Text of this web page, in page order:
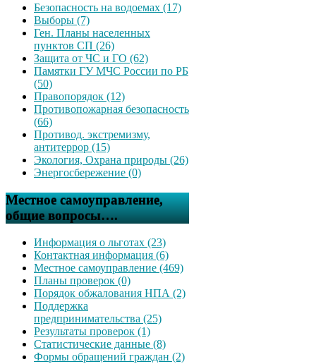
Безопасность на водоемах (17)
Выборы (7)
Ген. Планы населенных
пунктов СП (26)
Защита от ЧС и ГО (62)
Памятки ГУ МЧС России по РБ
(50)
Правопорядок (12)
Противопожарная безопасность
(66)
Противод. экстремизму,
антитеррор (15)
Экология, Охрана природы (26)
Энергосбережение (0)
Местное самоуправление,
общие вопросы….
Информация о льготах (23)
Контактная информация (6)
Местное самоуправление (469)
Планы проверок (0)
Порядок обжалования НПА (2)
Поддержка
предпринимательства (25)
Результаты проверок (1)
Статистические данные (8)
Формы обращений граждан (2)